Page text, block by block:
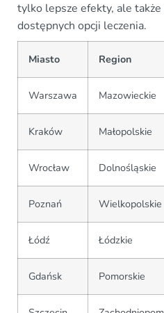
tylko lepsze efekty, ale
dostępnych opcji leczenia.
Miasto Region
Warszawa Mazowieckie
Kraków Małopolskie
Wrocław Dolnośląskie
Poznań Wielkopolskie
Łódź Łódzkie
Gdańsk Pomorskie